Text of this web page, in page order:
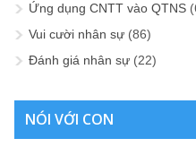
Ứng dụng CNTT vào QTNS
Vui cười nhân sự (86)
Đánh giá nhân sự (22)
NÓI VỚI CON